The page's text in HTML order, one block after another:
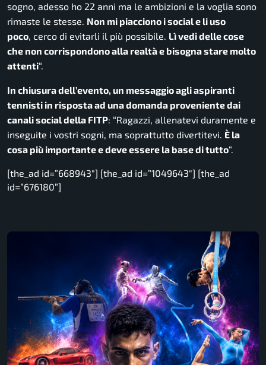
sogno, adesso ho 22 anni ma le ambizioni e la voglia sono
rimaste le stesse. Non mi piacciono i social e li uso
poco, cerco di evitarli il più possibile. Lì vedi delle cose
che non corrispondono alla realtà e bisogna stare molto
attenti“.
In chiusura dell’evento, un messaggio agli aspiranti
tennisti in risposta ad una domanda proveniente dai
canali social della FITP: “Ragazzi, allenatevi duramente e
inseguite i vostri sogni, ma soprattutto divertitevi. È la
cosa più importante e deve essere la base di tutto“.
[the_ad id=”668943″] [the_ad id=”1049643″] [the_ad
id=”676180”]